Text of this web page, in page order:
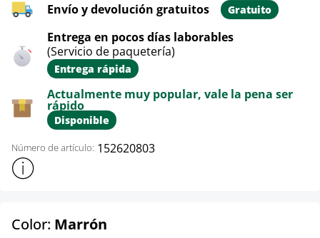
Envío y devolución gratuitos Gratuito
Entrega en pocos días laborables
(Servicio de paquetería)
Entrega rápida
Actualmente muy popular, vale la pena ser
rápido
Disponible
Número de artículo: 152620803
Mostrar más información sobre el producto
Color: Marrón